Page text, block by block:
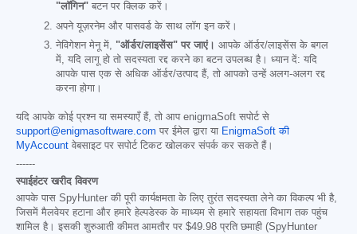
"लॉगिन" बटन पर क्लिक करें।
अपने यूज़रनेम और पासवर्ड के साथ लॉग इन करें।
नेविगेशन मेनू में, "ऑर्डर/लाइसेंस" पर जाएं। आपके ऑर्डर/लाइसेंस के बगल
में, यदि लागू हो तो सदस्यता रद्द करने का बटन उपलब्ध है। ध्यान दें: यदि
आपके पास एक से अधिक ऑर्डर/उत्पाद हैं, तो आपको उन्हें अलग-अलग रद्द
करना होगा।
यदि आपके कोई प्रश्न या समस्याएँ हैं, तो आप enigmaSoft सपोर्ट से
support@enigmasoftware.com पर ईमेल द्वारा या EnigmaSoft की
MyAccount वेबसाइट पर सपोर्ट टिकट खोलकर संपर्क कर सकते हैं।
------
स्पाईहंटर खरीद विवरण
आपके पास SpyHunter की पूरी कार्यक्षमता के लिए तुरंत सदस्यता लेने का विकल्प भी है,
जिसमें मैलवेयर हटाना और हमारे हेल्पडेस्क के माध्यम से हमारे सहायता विभाग तक पहुंच
शामिल है। इसकी शुरुआती कीमत आमतौर पर $49.98 प्रति छमाही (SpyHunter